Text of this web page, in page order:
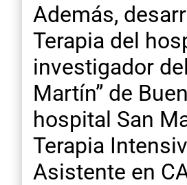
Además,
Terapia del
investigador
Martín” de
hospital San
Terapia
Asistente en